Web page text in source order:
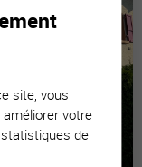
site, vous
votre
de